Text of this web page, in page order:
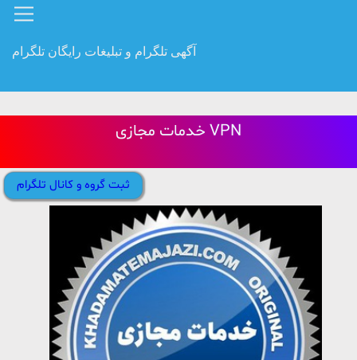
آگهی تلگرام و تبلیغات رایگان تلگرام
خدمات مجازی VPN
ثبت گروه و کانال تلگرام